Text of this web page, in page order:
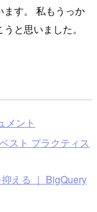
ます。 私もうっか
と思いました。
メント
スト プラクティス
える ｜ BigQuery